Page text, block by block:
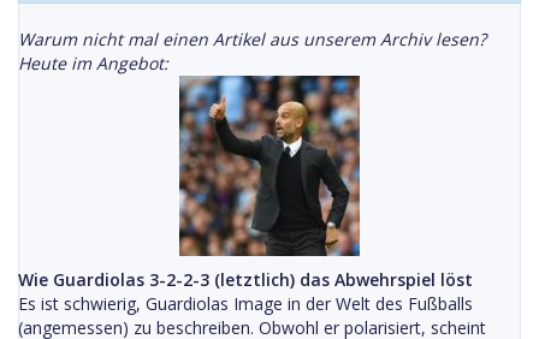
Warum nicht mal einen Artikel aus unserem Archiv lesen?
Heute im Angebot:
Wie Guardiolas 3-2-2-3 (letztlich) das Abwehrspiel löst
Es ist schwierig, Guardiolas Image in der Welt des Fußballs
(angemessen) zu beschreiben. Obwohl er polarisiert, scheint